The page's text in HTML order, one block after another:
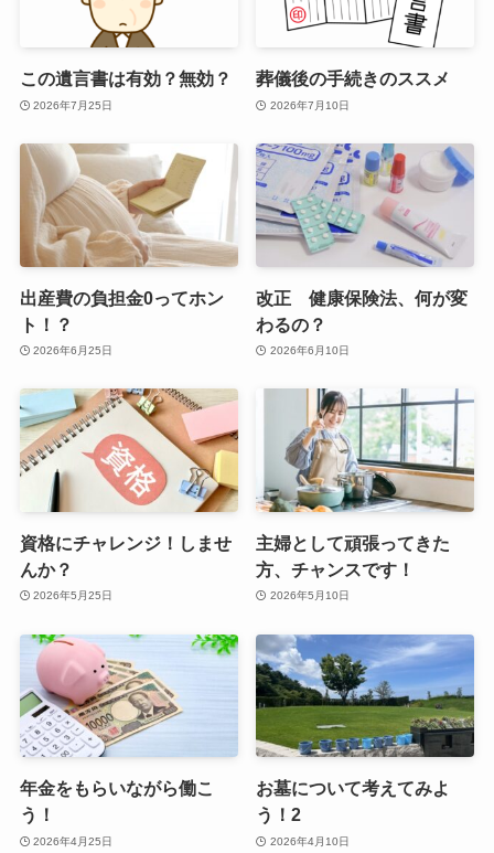
この遺言書は有効？無効？
2026年7月25日
葬儀後の手続きのススメ
2026年7月10日
出産費の負担金0ってホン
ト！？
2026年6月25日
改正 健康保険法、何が変
わるの？
2026年6月10日
資格にチャレンジ！しませ
んか？
2026年5月25日
主婦として頑張ってきた
方、チャンスです！
2026年5月10日
年金をもらいながら働こ
う！
2026年4月25日
お墓について考えてみよ
う！2
2026年4月10日